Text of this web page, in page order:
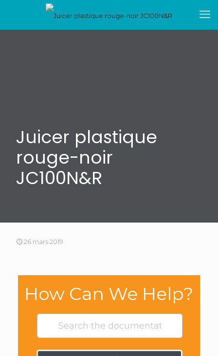
Juicer plastique
rouge-noir
JC100N&R
26 mars 2019
How Can We Help?